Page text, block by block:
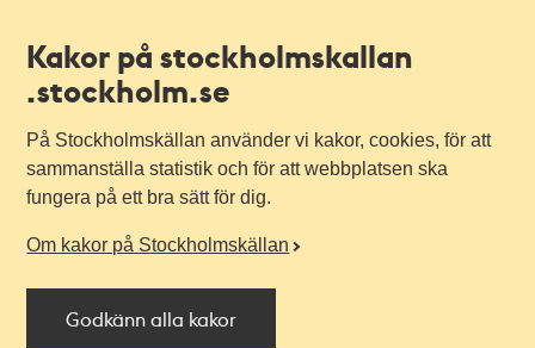
Kakor på stockholmskallan
.stockholm.se
På Stockholmskällan använder vi kakor, cookies, för att
sammanställa statistik och för att webbplatsen ska
fungera på ett bra sätt för dig.
Om kakor på Stockholmskällan
Godkänn alla kakor